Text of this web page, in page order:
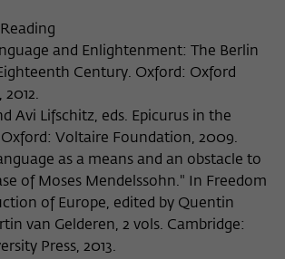
and Enlightenment: The Berlin
Century. Oxford: Oxford
2012.
Avi Lifschitz, eds. Epicurus in the
Voltaire Foundation, 2009.
as a means and an obstacle to
of Moses Mendelssohn." In Freedom
of Europe, edited by Quentin
van Gelderen, 2 vols. Cambridge:
Press, 2013.